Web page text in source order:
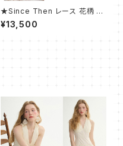
★Since Then レース 花柄 エ
レガント ワンピースバブスリー
プロング
¥13,500